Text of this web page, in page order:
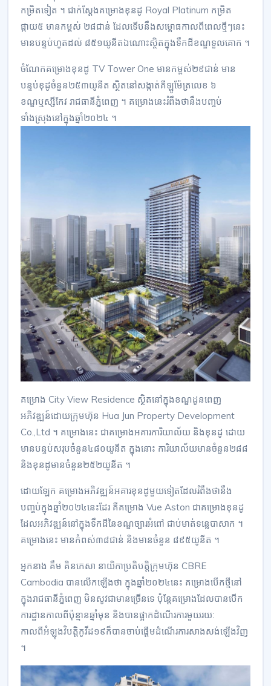
កម្រិតទៀត ។ ជាក់ស្ដែង​គម្រោង​ខុនដូ Royal Platinum កម្រិត
ផ្កាយ៥ មានកម្ពស់ ២៨ជាន់ ដែលទើបនឹ​ងសម្ពោធ​កាលពីពេលថ្មីៗនេះ
មានបន្ទប់ហូតដល់​ ៨៥១​យូនីត​ឯណោះស្ថិត​ក្នុងទឹកដីខណ្ឌទួលគោក ។
ចំណែក​គម្រោង​ខុនដូ TV Tower One មាន​កម្ពស់​២៩ជាន់ មាន​
បន្ទប់ខុដូចំនួន​២៥៣​យូនីត ស្ថិត​នៅសង្កាត់​គីឡូម៉ែត្រលេខ​​ ៦
ខណ្ឌឬស្សីកែវ រាជធានីភ្នំពេញ ។ គម្រោង​នេះ​រំពឹងថានឹង​បញ្ចប់
ទាំងស្រុង​នៅក្នុងឆ្នាំ២០២៤ ។
គម្រោង​ City View Residence ស្ថិតនៅក្នុង​ខណ្ឌដូនពេញ
អភិវឌ្ឍន៍ដោយ​ក្រុមហ៊ុន​ Hua Jun Property Development
Co.,Ltd ។ ​គម្រោងនេះ ជា​គម្រោង​អគារការិយាល័យ និង​ខុនដូ ដោយ​​
មានបន្ទប់សរុប​ចំនួន៤៨០យូនីត ក្នុងនោះ ការិយាល័យមានចំនួន២៨៨
និង​ខុនដូមានចំនួន​២៥២​យូនីត ។
ដោយឡែក គម្រោងអភិវឌ្ឍន៍អគារ​ខុនដូមួយទៀត​ដែល​រំពឹងថានឹង​
បញ្ចប់ក្នុងឆ្នាំ២០២៤នេះដែរ​ គឺគម្រោង​ Vue Aston ជា​គម្រោងខុនដូ​
ដែលអភិវឌ្ឍន៍​នៅ​ក្នុងទឹកដី​នៃខណ្ឌច្បារ​អំពៅ ជាប់មាត់ទន្លេបាសាក ។
គម្រោងនេះ មានកំពស់​៣៨​ជាន់ និងមានចំនួន​​ ៨៩៥​យូនីត​ ។​
អ្នកនាង​​ គឹម គិន​កេសា នាយិកាប្រតិបត្តិ​ក្រុមហ៊ុន​ CBRE
Cambodia បានលើកឡើងថា ក្នុងឆ្នាំ២០២៤​នេះ គម្រោង​បើក​ថ្មី​នៅ
ក្នុងរាជធានីភ្នំពេញ មិនសូវជាមានច្រើនទេ​ ប៉ុន្តែ​គម្រោង​ដែលបានបើក
ការដ្ឋា​នកាលពីប៉ុន្មានឆ្នាំមុន និង​បាន​ផ្អាក​ដំណើរការ​មួយរយៈ​
កាលពីអំឡុ​ងវិបត្តិកូវីដ​១៩​ក៏បានចាប់ផ្ដើម​ដំណើរការ​សាងសង់ឡើង​វិញ
។